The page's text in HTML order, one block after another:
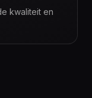
kwaliteit en